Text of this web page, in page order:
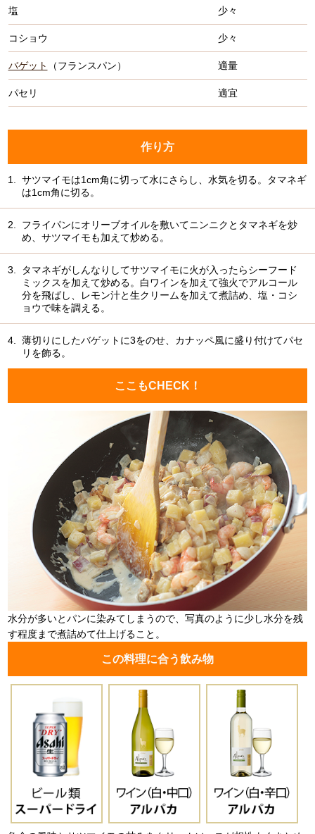
塩 少々
コショウ 少々
バゲット （フランスパン） 適量
パセリ 適宜
作り方
1.
サツマイモは1cm角に切って水にさらし、水気を切る。タマネギ
は1cm角に切る。
2.
フライパンにオリーブオイルを敷いてニンニクとタマネギを炒
め、サツマイモも加えて炒める。
3.
タマネギがしんなりしてサツマイモに火が入ったらシーフード
ミックスを加えて炒める。白ワインを加えて強火でアルコール
分を飛ばし、レモン汁と生クリームを加えて煮詰め、塩・コシ
ョウで味を調える。
4.
薄切りにしたバゲットに3をのせ、カナッペ風に盛り付けてパセ
リを飾る。
ここもCHECK！
水分が多いとパンに染みてしまうので、写真のように少し水分を残
す程度まで煮詰めて仕上げること。
この料理に合う飲み物